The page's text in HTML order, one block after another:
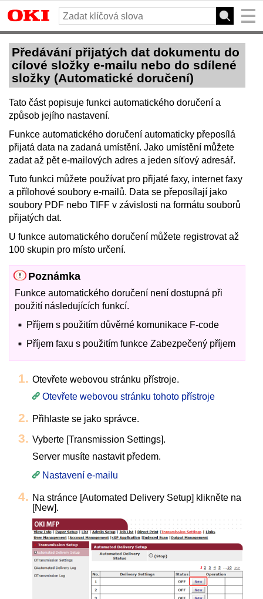
Předávání přijatých dat dokumentu do
cílové složky e-mailu nebo do sdílené
složky (Automatické doručení)
Tato část popisuje funkci automatického doručení a
způsob jejího nastavení.
Funkce automatického doručení automaticky přeposílá
přijatá data na zadaná umístění. Jako umístění můžete
zadat až pět e-mailových adres a jeden síťový adresář.
Tuto funkci můžete používat pro přijaté faxy, internet faxy
a přílohové soubory e-mailů. Data se přeposílají jako
soubory PDF nebo TIFF v závislosti na formátu souborů
přijatých dat.
U funkce automatického doručení můžete registrovat až
100 skupin pro místo určení.
Poznámka
Funkce automatického doručení není dostupná při
použití následujících funkcí.
Příjem s použitím důvěrné komunikace F-code
Příjem faxu s použitím funkce Zabezpečený příjem
Otevřete webovou stránku přístroje.
Otevřete webovou stránku tohoto přístroje
Přihlaste se jako správce.
Vyberte [Transmission Settings].
Server musíte nastavit předem.
Nastavení e-mailu
Na stránce [Automated Delivery Setup] klikněte na
[New].